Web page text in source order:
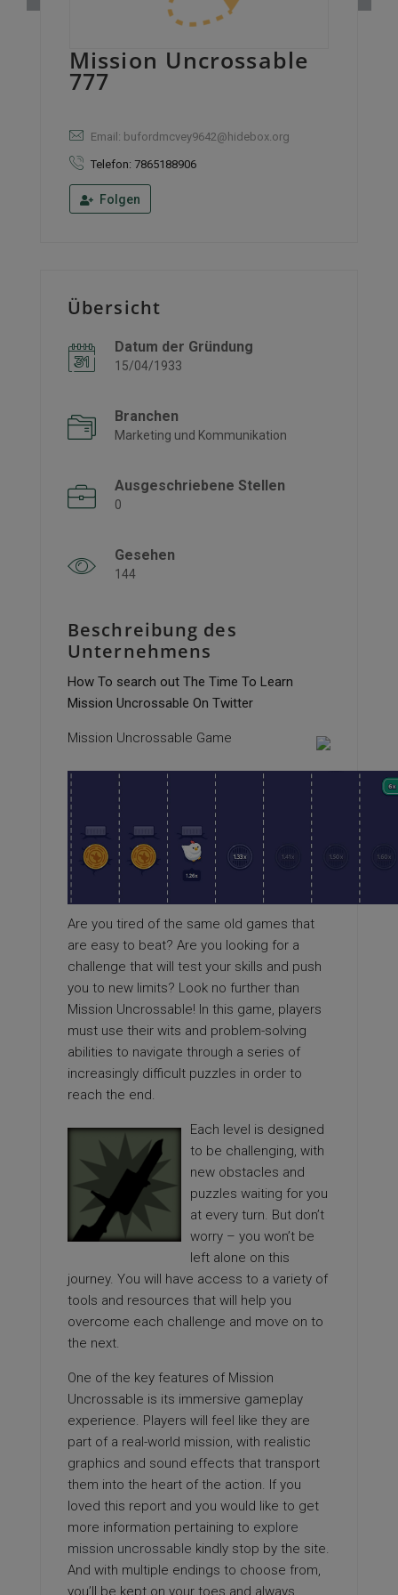
Mission Uncrossable
777
Email: bufordmcvey9642@hidebox.org
Telefon: 7865188906
Folgen
Übersicht
Datum der Gründung
15/04/1933
Branchen
Marketing und Kommunikation
Ausgeschriebene Stellen
0
Gesehen
144
Beschreibung des
Unternehmens
How To search out The Time To Learn
Mission Uncrossable On Twitter
Mission Uncrossable Game
Are you tired of the same old games that
are easy to beat? Are you looking for a
challenge that will test your skills and push
you to new limits? Look no further than
Mission Uncrossable! In this game, players
must use their wits and problem-solving
abilities to navigate through a series of
increasingly difficult puzzles in order to
reach the end.
Each level is designed
to be challenging, with
new obstacles and
puzzles waiting for you
at every turn. But don’t
worry – you won’t be
left alone on this
journey. You will have access to a variety of
tools and resources that will help you
overcome each challenge and move on to
the next.
One of the key features of Mission
Uncrossable is its immersive gameplay
experience. Players will feel like they are
part of a real-world mission, with realistic
graphics and sound effects that transport
them into the heart of the action. If you
loved this report and you would like to get
more information pertaining to explore
mission uncrossable kindly stop by the site.
And with multiple endings to choose from,
you’ll be kept on your toes and always